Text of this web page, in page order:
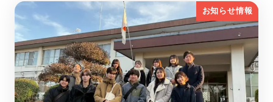
お知らせ情報